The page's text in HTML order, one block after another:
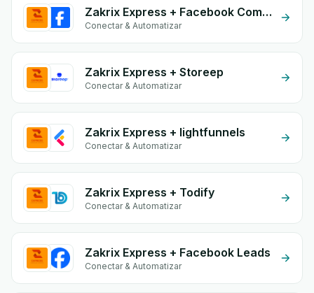
Zakrix Express + Facebook Comments
Conectar & Automatizar
Zakrix Express + Storeep
Conectar & Automatizar
Zakrix Express + lightfunnels
Conectar & Automatizar
Zakrix Express + Todify
Conectar & Automatizar
Zakrix Express + Facebook Leads
Conectar & Automatizar